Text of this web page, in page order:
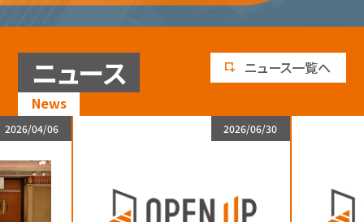
ニュース
News
ニュース一覧へ
2026/04/06 2026/06/30